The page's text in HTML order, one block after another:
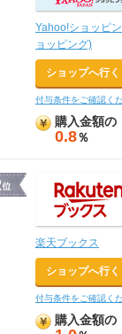
Yahoo!ショッピ
ョッピング)
ショップへ行く
付与条件をご確認く
購入金額の
0.8％
楽天ブックス
ショップへ行く
付与条件をご確認く
購入金額の